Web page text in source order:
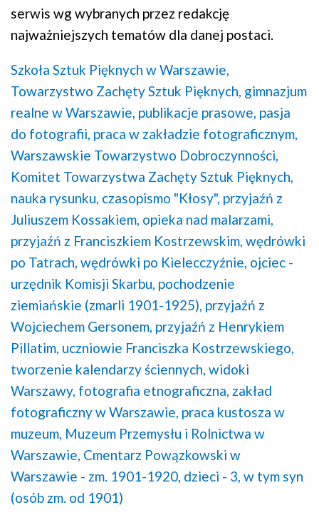
serwis wg wybranych przez redakcję
najważniejszych tematów dla danej postaci.
Szkoła Sztuk Pięknych w Warszawie,
Towarzystwo Zachęty Sztuk Pięknych, gimnazjum
realne w Warszawie, publikacje prasowe, pasja
do fotografii, praca w zakładzie fotograficznym,
Warszawskie Towarzystwo Dobroczynności,
Komitet Towarzystwa Zachęty Sztuk Pięknych,
nauka rysunku, czasopismo "Kłosy", przyjaźń z
Juliuszem Kossakiem, opieka nad malarzami,
przyjaźń z Franciszkiem Kostrzewskim, wędrówki
po Tatrach, wędrówki po Kielecczyźnie, ojciec -
urzędnik Komisji Skarbu, pochodzenie
ziemiańskie (zmarli 1901-1925), przyjaźń z
Wojciechem Gersonem, przyjaźń z Henrykiem
Pillatim, uczniowie Franciszka Kostrzewskiego,
tworzenie kalendarzy ściennych, widoki
Warszawy, fotografia etnograficzna, zakład
fotograficzny w Warszawie, praca kustosza w
muzeum, Muzeum Przemysłu i Rolnictwa w
Warszawie, Cmentarz Powązkowski w
Warszawie - zm. 1901-1920, dzieci - 3, w tym syn
(osób zm. od 1901)